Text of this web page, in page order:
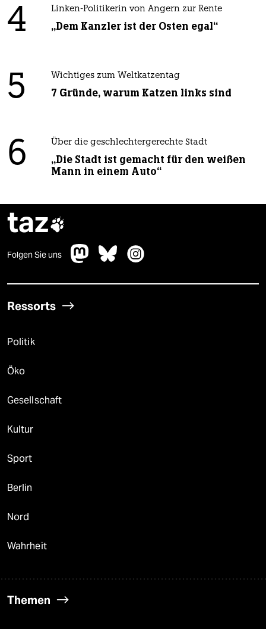
4 Linken-Politikerin von Angern zur Rente
„Dem Kanzler ist der Osten egal“
5 Wichtiges zum Weltkatzentag
7 Gründe, warum Katzen links sind
6 Über die geschlechtergerechte Stadt
„Die Stadt ist gemacht für den weißen
Mann in einem Auto“
taz
Folgen Sie uns
Ressorts
Politik
Öko
Gesellschaft
Kultur
Sport
Berlin
Nord
Wahrheit
Themen